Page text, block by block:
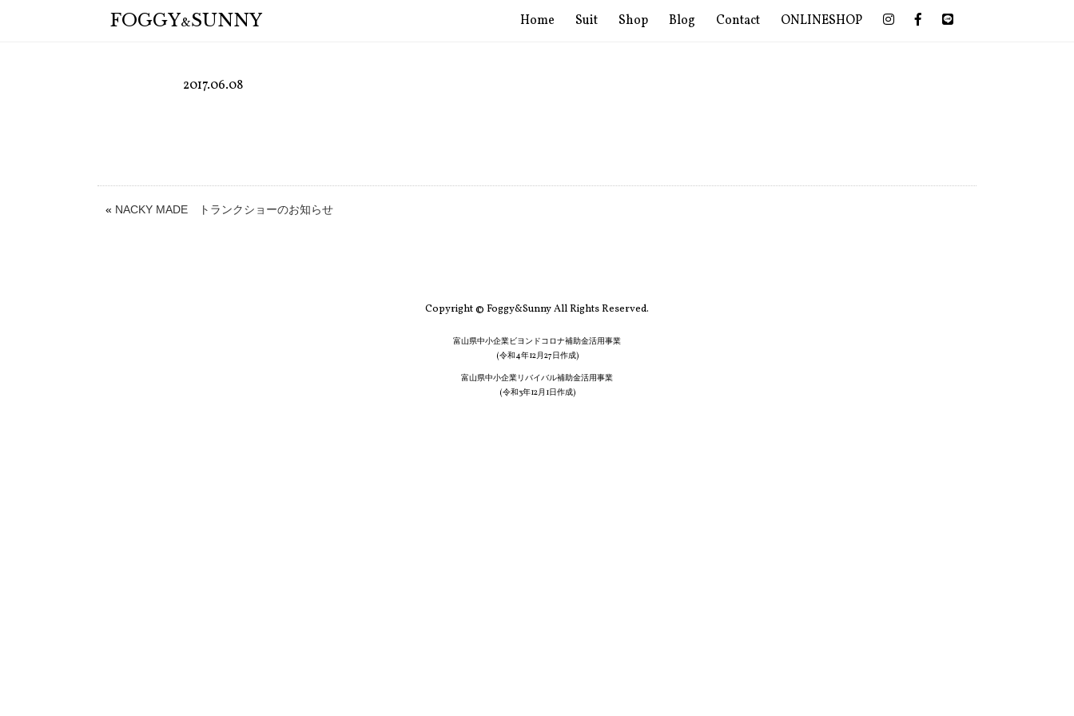
FOGGY&SUNNY Home Suit Shop Blog Contact ONLINESHOP
2017.06.08
« NACKY MADE トランクショーのお知らせ
Copyright © Foggy&Sunny All Rights Reserved.
富山県中小企業ビヨンドコロナ補助金活用事業
(令和4年12月27日作成)
富山県中小企業リバイバル補助金活用事業
(令和3年12月1日作成)